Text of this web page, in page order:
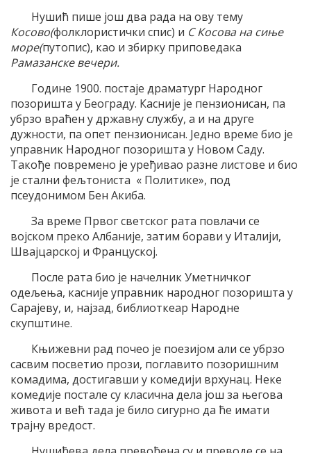
Нушић пише још два рада на ову тему
Косово(фолклористички спис) и С Косова на сиње
море(путопис), као и збирку приповедака
Рамазанске вечери.
Године 1900. постаје драматург Народног
позоришта у Београду. Касније је пензионисан, па
убрзо враћен у државну службу, а и на друге
дужности, па опет пензионисан. Једно време био је
управник Народног позоришта у Новом Саду.
Такође повремено је уређивао разне листове и био
је стални фељтониста « Политике», под
псеудонимом Бен Акиба.
За време Првог светског рата повлачи се
војском преко Албаније, затим борави у Италији,
Швајцарској и Француској.
После рата био је начелник Уметничког
одељења, касније управник народног позоришта у
Сарајеву, и, најзад, библиоткеар Народне
скупштине.
Књижевни рад почео је поезијом али се убрзо
сасвим посветио прози, поглавито позоришним
комадима, достигавши у комедији врхунац. Неке
комедије постале су класична дела још за његова
живота и већ тада је било сигурно да ће имати
трајну вредост.